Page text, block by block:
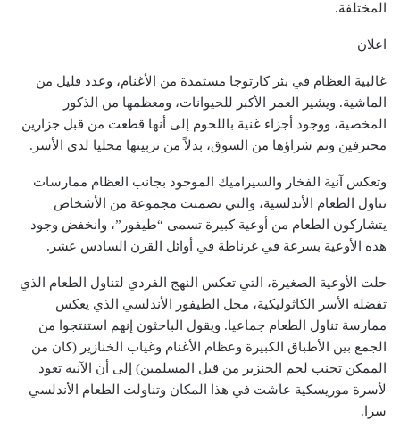
المختلفة.
اعلان
غالبية العظام في بئر كارتوجا مستمدة من الأغنام، وعدد قليل من
الماشية. ويشير العمر الأكبر للحيوانات، ومعظمها من الذكور
المخصية، ووجود أجزاء غنية باللحوم إلى أنها قطعت من قبل جزارين
محترفين وتم شراؤها من السوق، بدلاً من تربيتها محليا لدى الأسر.
وتعكس آنية الفخار والسيراميك الموجود بجانب العظام ممارسات
تناول الطعام الأندلسية، والتي تضمنت مجموعة من الأشخاص
يتشاركون الطعام من أوعية كبيرة تسمى “طيفور”، وانخفض وجود
هذه الأوعية بسرعة في غرناطة في أوائل القرن السادس عشر.
حلت الأوعية الصغيرة، التي تعكس النهج الفردي لتناول الطعام الذي
تفضله الأسر الكاثوليكية، محل الطيفور الأندلسي الذي يعكس
ممارسة تناول الطعام جماعيا. ويقول الباحثون إنهم استنتجوا من
الجمع بين الأطباق الكبيرة وعظام الأغنام وغياب الخنازير (كان من
الممكن تجنب لحم الخنزير من قبل المسلمين) إلى أن الآنية تعود
لأسرة موريسكية عاشت في هذا المكان وتناولت الطعام الأندلسي
سرا.